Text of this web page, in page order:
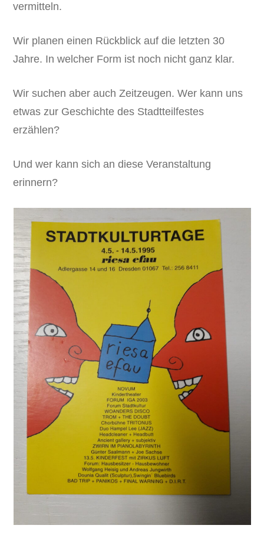
vermitteln.
Wir planen einen Rückblick auf die letzten 30
Jahre. In welcher Form ist noch nicht ganz klar.
Wir suchen aber auch Zeitzeugen. Wer kann uns
etwas zur Geschichte des Stadtteilfestes
erzählen?
Und wer kann sich an diese Veranstaltung
erinnern?